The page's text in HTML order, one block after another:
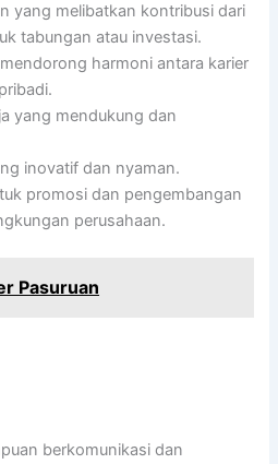
yang melibatkan kontribusi dari
tabungan atau investasi.
harmoni antara karier
yang mendukung dan
inovatif dan nyaman.
promosi dan pengembangan
perusahaan.
Pasuruan
berkomunikasi dan